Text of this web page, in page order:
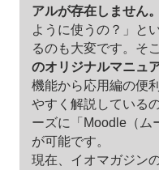
アルが存在しません。
ように使うの？」と
るのも大変です。そこ
のオリジナルマニュ
機能から応用編の便
やすく解説している
ーズに「Moodle（ム
が可能です。
現在、イオマガジン